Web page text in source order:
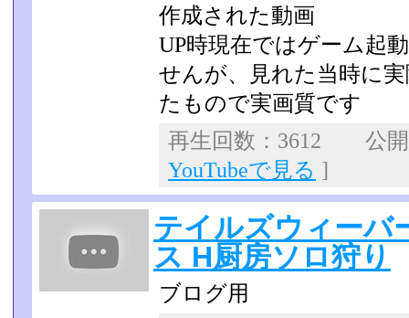
作成された動画
UP時現在ではゲーム起
せんが、見れた当時に
たもので実画質です
再生回数：3612 公
YouTubeで見る ]
テイルズウィーバ
ス H厨房ソロ狩り
ブログ用